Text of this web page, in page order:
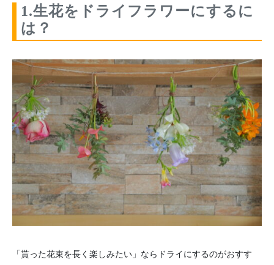
1.生花をドライフラワーにするに
は？
「貰った花束を長く楽しみたい」ならドライにするのがおすす